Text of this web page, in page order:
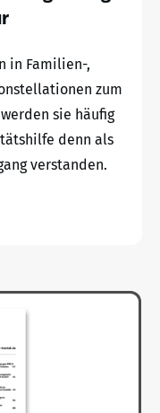
in Familien-,
zum
sie häufig
denn als
verstanden.